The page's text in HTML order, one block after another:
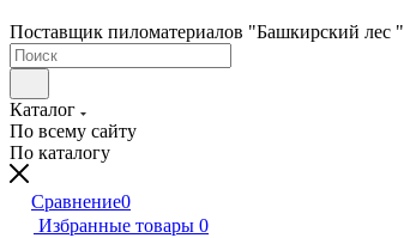
Поставщик пиломатериалов "Башкирский лес "
Каталог
По всему сайту
По каталогу
Сравнение0
Избранные товары 0